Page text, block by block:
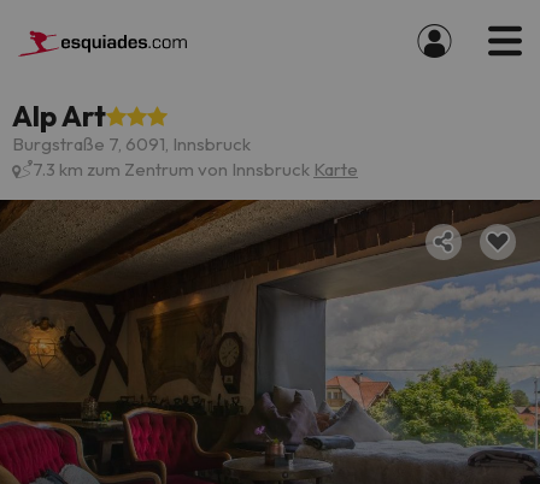
Alp Art
Burgstraße 7, 6091, Innsbruck
7.3 km zum Zentrum von Innsbruck Karte